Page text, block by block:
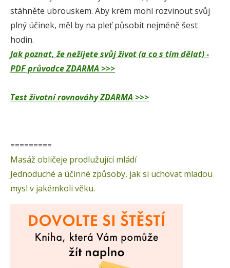
stáhněte ubrouskem. Aby krém mohl rozvinout svůj
plný účinek, měl by na pleť působit nejméně šest
hodin.
Jak poznat, že nežijete svůj život (a co s tím dělat) -
PDF průvodce ZDARMA >>>
Test životní rovnováhy ZDARMA >>>
=========
Masáž obličeje prodlužující mládí
Jednoduché a účinné způsoby, jak si uchovat mladou
mysl v jakémkoli věku.